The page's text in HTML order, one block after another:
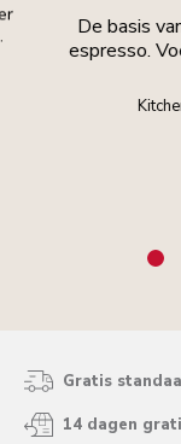
De basis
espresso.
Gratis
14 dagen